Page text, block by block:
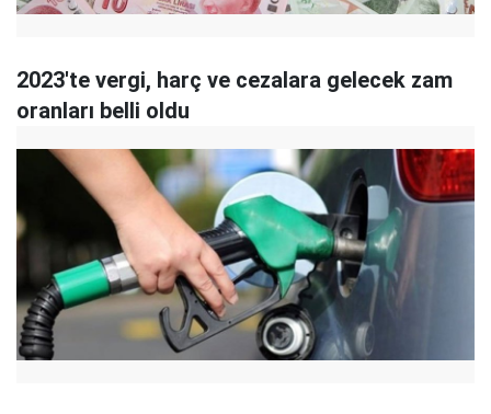
2023'te vergi, harç ve cezalara gelecek zam
oranları belli oldu